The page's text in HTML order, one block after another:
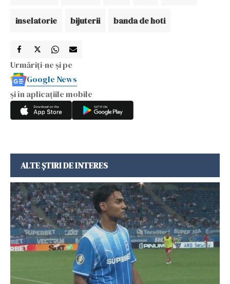
inselatorie bijuterii banda de hoti
Urmăriți-ne și pe
Google News
și în aplicațiile mobile
ALTE ȘTIRI DE INTERES